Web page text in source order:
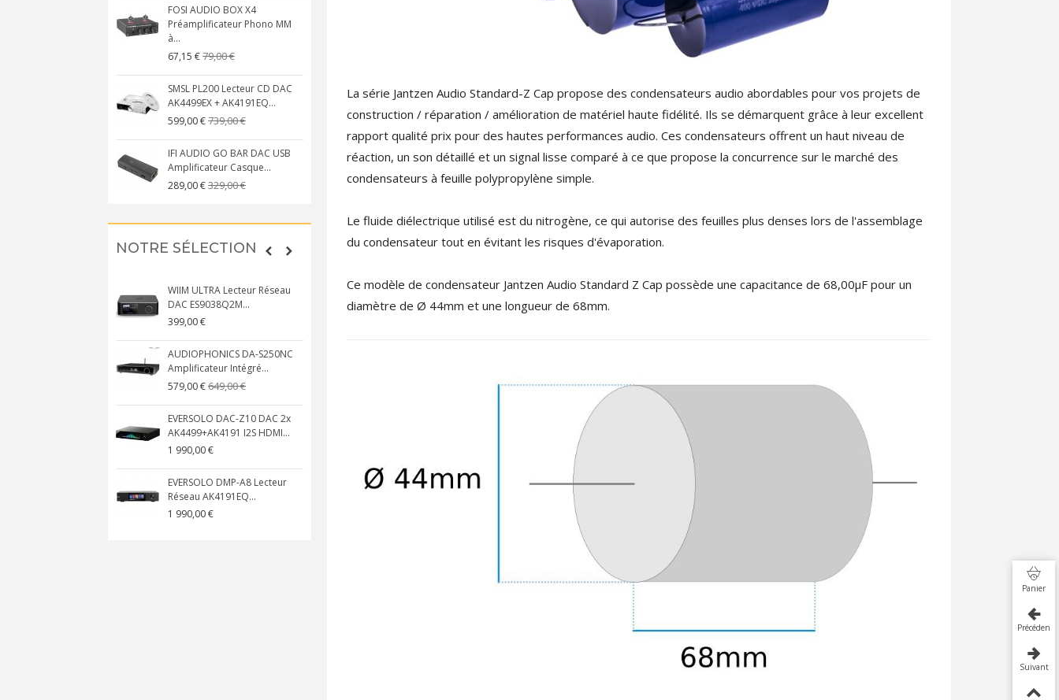
FOSI AUDIO BOX X4
Préamplificateur Phono MM
à...
67,15 €79,00 €
SMSL PL200 Lecteur CD DAC
AK4499EX + AK4191EQ...
599,00 €739,00 €
IFI AUDIO GO BAR DAC USB
Amplificateur Casque...
289,00 €329,00 €
Amplificateur Intégré...
FOSI AUDIO CA30
Amplificateur 4 Voies pour...
135,99 €
159,99 €
NOTRE SÉLECTION
WIIM ULTRA Lecteur Réseau
DAC ES9038Q2M...
399,00 €
AUDIOPHONICS DA-S250NC
Amplificateur Intégré...
579,00 €649,00 €
EVERSOLO DAC-Z10 DAC 2x
AK4499+AK4191 I2S HDMI...
1 990,00 €
EVERSOLO DMP-A8 Lecteur
Réseau AK4191EQ...
1 990,00 €
AUDIOPHONICS DAW-S250NC
Amplificateur Intégré...
LUXSIN X9 DAC Amplificateur
La série Jantzen Audio Standard-Z Cap propose des condensateurs audio abordables pour vos projets de
construction / réparation / amélioration de matériel haute fidélité. Ils se démarquent grâce à leur excellent
rapport qualité prix pour des hautes performances audio. Ces condensateurs offrent un haut niveau de
réaction, un son détaillé et un signal lisse comparé à ce que propose la concurrence sur le marché des
condensateurs à feuille polypropylène simple.
Le fluide diélectrique utilisé est du nitrogène, ce qui autorise des feuilles plus denses lors de l'assemblage
du condensateur tout en évitant les risques d'évaporation.
Ce modèle de condensateur Jantzen Audio Standard Z Cap possède une capacitance de 68,00μF pour un
diamètre de Ø 44mm et une longueur de 68mm.
Panier
Précédent
Suivant